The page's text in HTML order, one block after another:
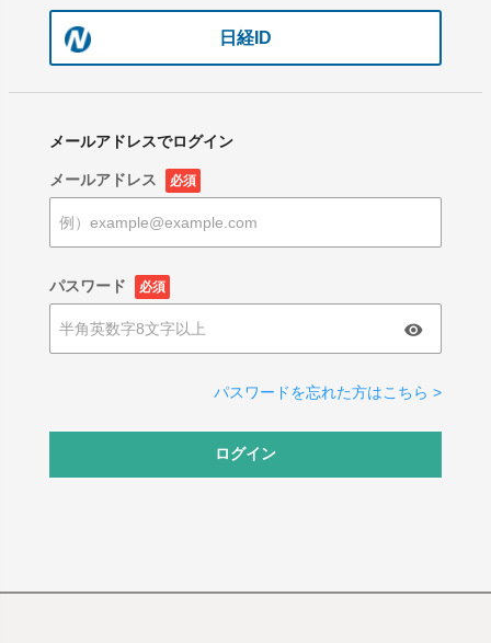
日経ID
メールアドレスでログイン
メールアドレス 必須
パスワード 必須
パスワードを忘れた方はこちら >
ログイン